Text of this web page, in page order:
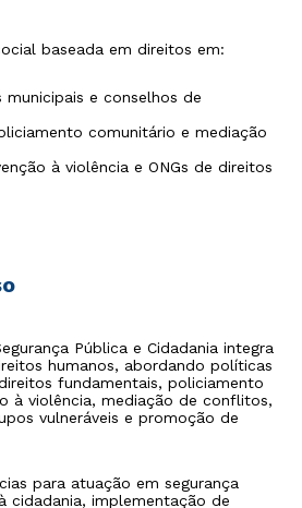
baseada em direitos em:
municipais e conselhos de
comunitário e mediação
à violência e ONGs de direitos
Pública e Cidadania integra
humanos, abordando políticas
fundamentais, policiamento
à violência, mediação de conflitos,
vulneráveis e promoção de
para atuação em segurança
cidadania, implementação de